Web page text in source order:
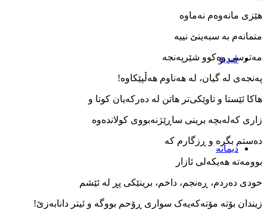
ڤیدیۆ
دیمانە
هێزی مانه‌وه‌م نه‌ماوه
متمانه‌م به‌ سبه‌ینێ نییه
مه‌ترسی وه‌کوو شێرپه‌نجه
په‌نجه‌ی له‌ گیان، له ‌هه‌ناوم هه‌ڵپێکاوه!
هاکا ئێستا و تاوێکی‌تر هاتن له ‌ده‌رکه‌یان کوتا و
زاری که‌له‌بچه‌ برینی ساڕێژنه‌بووی کولانده‌وه
ده‌ستم بگره ‌و ڕزگارم که
بوومه‌ته‌ هه‌یکه‌لی ئازار
خودی ده‌ردم، ڕە‌نجم، داخم، برینێکی پڕ له ئێشم
زیندان بۆته ‌مۆته‌که‌یه‌ک سواری ڕۆحم بووگه ‌و‌ ئیتر دانابه‌زێ!